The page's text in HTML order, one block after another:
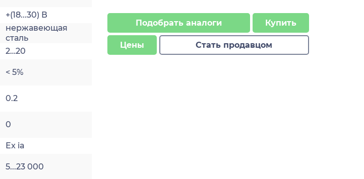
+(18...30) В
нержавеющая
сталь
2…20
< 5%
0.2
0
Ex ia
5...23 000
Подобрать аналоги Купить
Цены Стать продавцом